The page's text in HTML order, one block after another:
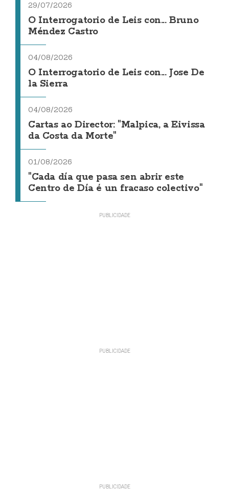
29/07/2026
O Interrogatorio de Leis con... Bruno
Méndez Castro
04/08/2026
O Interrogatorio de Leis con... Jose De
la Sierra
04/08/2026
Cartas ao Director: "Malpica, a Eivissa
da Costa da Morte"
01/08/2026
"Cada día que pasa sen abrir este
Centro de Día é un fracaso colectivo"